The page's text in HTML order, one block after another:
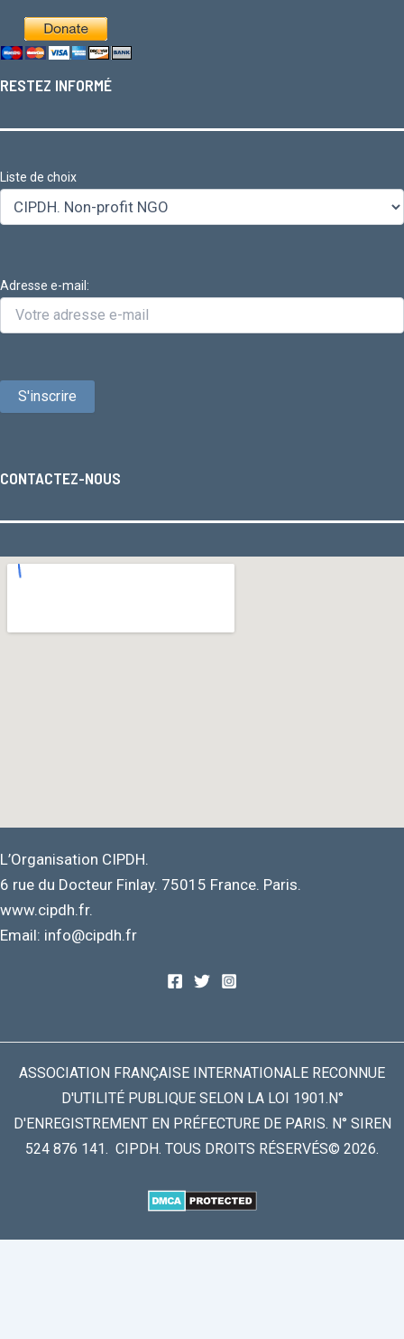
RESTEZ INFORMÉ
Liste de choix
Adresse e-mail:
CONTACTEZ-NOUS
L’Organisation CIPDH.
6 rue du Docteur Finlay. 75015 France. Paris.
www.cipdh.fr.
Email: info@cipdh.fr
ASSOCIATION FRANÇAISE INTERNATIONALE RECONNUE
D'UTILITÉ PUBLIQUE SELON LA LOI 1901.N°
D'ENREGISTREMENT EN PRÉFECTURE DE PARIS. N° SIREN
524 876 141. CIPDH. TOUS DROITS RÉSERVÉS© 2026.